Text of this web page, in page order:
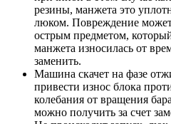
резины, манжета это
люком. Повреждение
острым предметом,
манжета износилась от
заменить.
Машина скачет на фазе
привести износ блока
колебания от вращения
можно получить за счет